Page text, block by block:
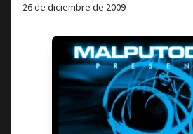
26 de diciembre de 2009